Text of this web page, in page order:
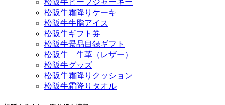
松阪牛ビーフジャーキー
松阪牛霜降りケーキ
松阪牛牛脂アイス
松阪牛ギフト券
松阪牛景品目録ギフト
松阪牛 牛革（レザー）
松阪牛グッズ
松阪牛霜降りクッション
松阪牛霜降りタオル